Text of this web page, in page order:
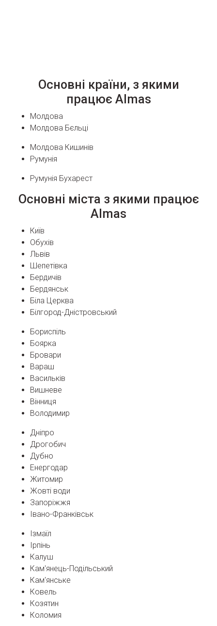
Основні країни, з якими
працює Almas
Молдова
Молдова Бєльці
Молдова Кишинів
Румунія
Румунія Бухарест
Основні міста з якими працює
Almas
Київ
Обухів
Львів
Шепетівка
Бердичів
Бердянськ
Біла Церква
Білгород-Дністровський
Бориспіль
Боярка
Бровари
Вараш
Васильків
Вишневе
Вінниця
Володимир
Дніпро
Дрогобич
Дубно
Енергодар
Житомир
Жовті води
Запоріжжя
Івано-Франківськ
Ізмаїл
Ірпінь
Калуш
Кам'янець-Подільський
Кам'янське
Ковель
Козятин
Коломия